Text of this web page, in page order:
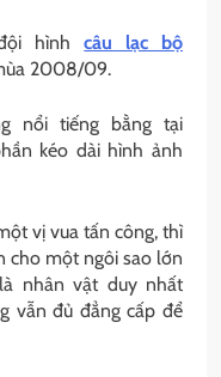
hìnhcâu lạc bộ
2008/09.
nổi tiếng bằng tại
kéo dài hình ảnh
vị vua tấn công, thì
cho một ngôi sao lớn
nhân vật duy nhất
vẫn đủ đẳng cấp để